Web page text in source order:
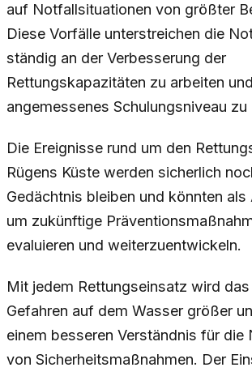
auf Notfallsituationen von größter
Diese Vorfälle unterstreichen die
ständig an der Verbesserung der
Rettungskapazitäten zu arbeiten
angemessenes Schulungsniveau
Die Ereignisse rund um den
Rügens Küste werden sicherlich
Gedächtnis bleiben und könnten
um zukünftige
evaluieren und weiterzuentwickeln.
Mit jedem Rettungseinsatz wird
Gefahren auf dem Wasser größer
einem besseren Verständnis für die
von Sicherheitsmaßnahmen. Der